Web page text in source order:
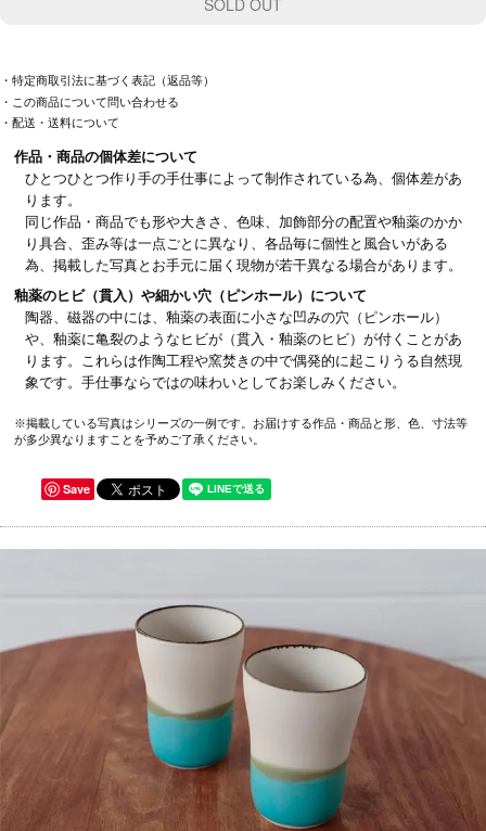
・特定商取引法に基づく表記（返品等）
・この商品について問い合わせる
・配送・送料について
作品・商品の個体差について
ひとつひとつ作り手の手仕事によって制作されている為、個体差があ
ります。
同じ作品・商品でも形や大きさ、色味、加飾部分の配置や釉薬のかか
り具合、歪み等は一点ごとに異なり、各品毎に個性と風合いがある
為、掲載した写真とお手元に届く現物が若干異なる場合があります。
釉薬のヒビ（貫入）や細かい穴（ピンホール）について
陶器、磁器の中には、釉薬の表面に小さな凹みの穴（ピンホール）
や、釉薬に亀裂のようなヒビが（貫入・釉薬のヒビ）が付くことがあ
ります。これらは作陶工程や窯焚きの中で偶発的に起こりうる自然現
象です。手仕事ならではの味わいとしてお楽しみください。
※掲載している写真はシリーズの一例です。お届けする作品・商品と形、色、寸法等
が多少異なりますことを予めご了承ください。
Save